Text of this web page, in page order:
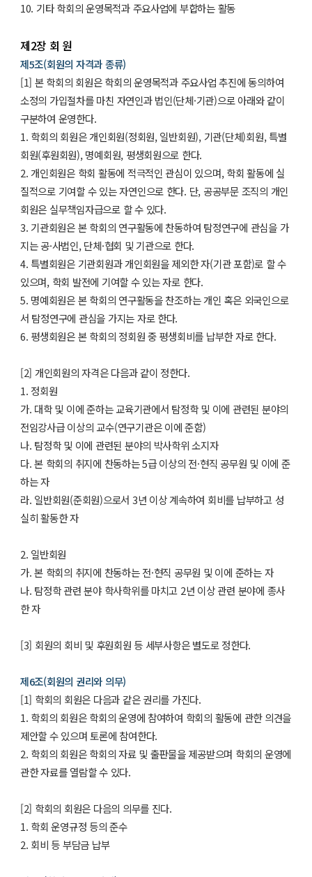
10. 기타 학회의 운영목적과 주요사업에 부합하는 활동
제2장 회 원
제5조(회원의 자격과 종류)
[1] 본 학회의 회원은 학회의 운영목적과 주요사업 추진에 동의하여
소정의 가입절차를 마친 자연인과 법인(단체·기관)으로 아래와 같이
구분하여 운영한다.
1. 학회의 회원은 개인회원(정회원, 일반회원), 기관(단체)회원, 특별
회원(후원회원), 명예회원, 평생회원으로 한다.
2. 개인회원은 학회 활동에 적극적인 관심이 있으며, 학회 활동에 실
질적으로 기여할 수 있는 자연인으로 한다. 단, 공공부문 조직의 개인
회원은 실무책임자급으로 할 수 있다.
3. 기관회원은 본 학회의 연구활동에 찬동하여 탐정연구에 관심을 가
지는 공·사법인, 단체·협회 및 기관으로 한다.
4. 특별회원은 기관회원과 개인회원을 제외한 자(기관 포함)로 할 수
있으며, 학회 발전에 기여할 수 있는 자로 한다.
5. 명예회원은 본 학회의 연구활동을 찬조하는 개인 혹은 외국인으로
서 탐정연구에 관심을 가지는 자로 한다.
6. 평생회원은 본 학회의 정회원 중 평생회비를 납부한 자로 한다.
[2] 개인회원의 자격은 다음과 같이 정한다.
1. 정회원
가. 대학 및 이에 준하는 교육기관에서 탐정학 및 이에 관련된 분야의
전임강사급 이상의 교수(연구기관은 이에 준함)
나. 탐정학 및 이에 관련된 분야의 박사학위 소지자
다. 본 학회의 취지에 찬동하는 5급 이상의 전·현직 공무원 및 이에 준
하는 자
라. 일반회원(준회원)으로서 3년 이상 계속하여 회비를 납부하고 성
실히 활동한 자
2. 일반회원
가. 본 학회의 취지에 찬동하는 전·현직 공무원 및 이에 준하는 자
나. 탐정학 관련 분야 학사학위를 마치고 2년 이상 관련 분야에 종사
한 자
[3] 회원의 회비 및 후원회원 등 세부사항은 별도로 정한다.
제6조(회원의 권리와 의무)
[1] 학회의 회원은 다음과 같은 권리를 가진다.
1. 학회의 회원은 학회의 운영에 참여하여 학회의 활동에 관한 의견을
제안할 수 있으며 토론에 참여한다.
2. 학회의 회원은 학회의 자료 및 출판물을 제공받으며 학회의 운영에
관한 자료를 열람할 수 있다.
[2] 학회의 회원은 다음의 의무를 진다.
1. 학회 운영규정 등의 준수
2. 회비 등 부담금 납부